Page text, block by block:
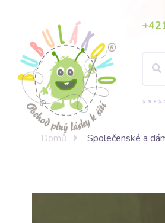
Domů Společenské a